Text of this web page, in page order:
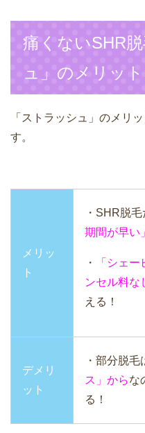
痛くないSHR
ュ」のメリッ
「ストラッシュ」のメリ
す。
メリッ
ト
・SHR脱
期間が早い」
・ 「シェー
ンセル料な
える！
デメリ
ット
・部分脱毛
ス」からな
る！